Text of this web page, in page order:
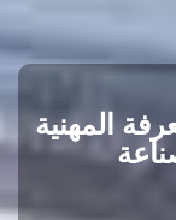
المهنية